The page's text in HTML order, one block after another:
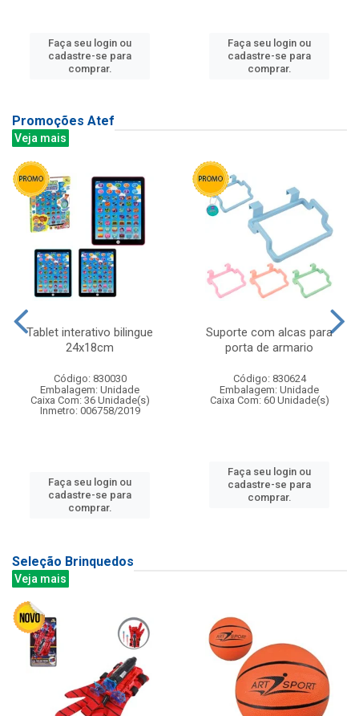
Faça seu login ou
cadastre-se para
comprar.
Faça seu login ou
cadastre-se para
comprar.
Promoções Atef
Veja mais
Tablet interativo bilingue
24x18cm
Código: 830030
Embalagem: Unidade
Caixa Com: 36 Unidade(s)
Inmetro: 006758/2019
Faça seu login ou
cadastre-se para
comprar.
Suporte com alcas para
porta de armario
Código: 830624
Embalagem: Unidade
Caixa Com: 60 Unidade(s)
Faça seu login ou
cadastre-se para
comprar.
Seleção Brinquedos
Veja mais